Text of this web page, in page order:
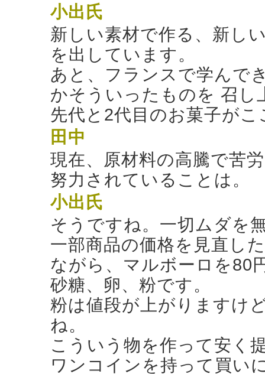
小出氏
新しい素材で作る、新し
を出しています。
あと、フランスで学んで
かそういったものを 召
先代と2代目のお菓子が
田中
現在、原材料の高騰で苦
努力されていることは。
小出氏
そうですね。一切ムダを
一部商品の価格を見直し
ながら、マルボーロを80
砂糖、卵、粉です。
粉は値段が上がりますけ
ね。
こういう物を作って安く
ワンコインを持って買い